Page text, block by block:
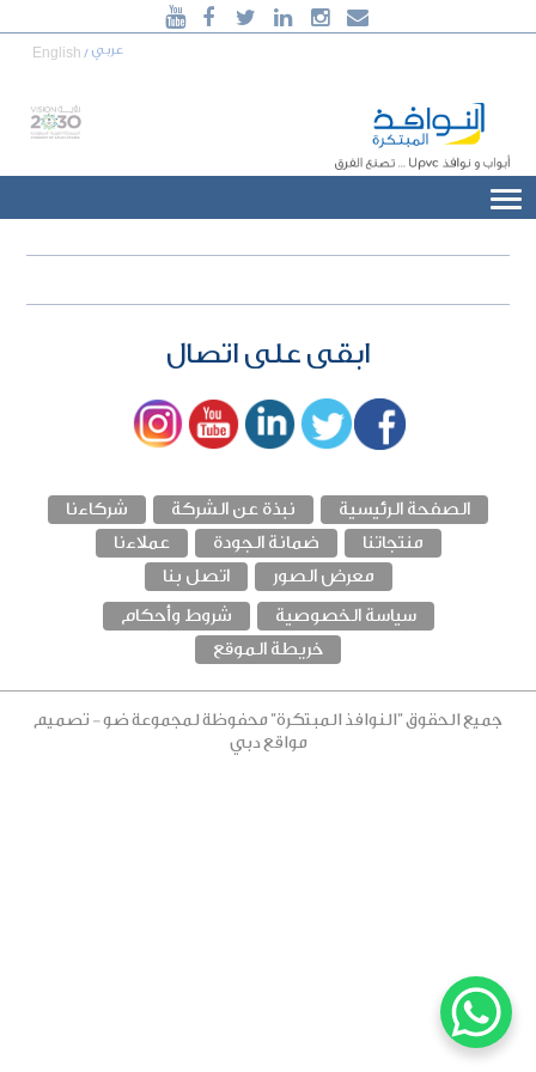





عربي /
English
ابقى على اتصال
الصفحة الرئيسية نبذة عن الشركة
شركاءنا
منتجاتنا
ضمانة الجودة
عملاءنا
معرض الصور
اتصل بنا
سياسة الخصوصية
شروط وأحكام
خريطة الموقع
جميع الحقوق "النوافذ المبتكرة" محفوظةلمجموعة ضو- تصميم
مواقع دبي